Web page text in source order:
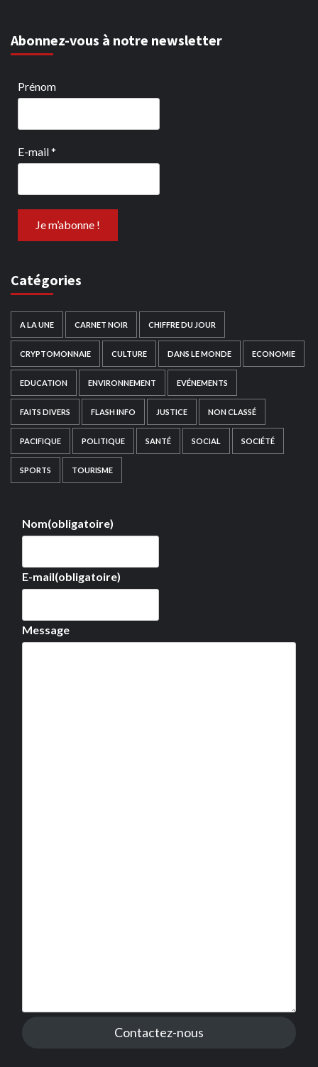
Abonnez-vous à notre newsletter
Prénom
E-mail*
Catégories
A LA UNE CARNET NOIR CHIFFRE DU JOUR
CRYPTOMONNAIE CULTURE DANS LE MONDE ECONOMIE
EDUCATION ENVIRONNEMENT EVÉNEMENTS
FAITS DIVERS FLASH INFO JUSTICE NON CLASSÉ
PACIFIQUE POLITIQUE SANTÉ SOCIAL SOCIÉTÉ
SPORTS TOURISME
Nom(obligatoire)
E-mail(obligatoire)
Message
Contactez-nous